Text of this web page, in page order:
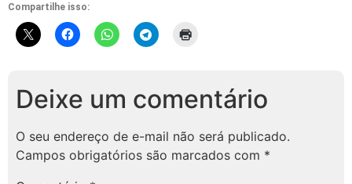
Compartilhe isso:
Deixe um comentário
O seu endereço de e-mail não será publicado.
Campos obrigatórios são marcados com *